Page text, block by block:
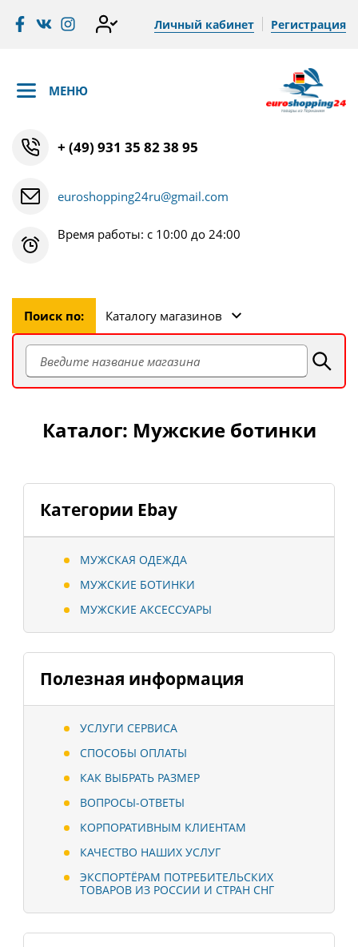
Личный кабинет Регистрация
МЕНЮ
+ (49) 931 35 82 38 95
euroshopping24ru@gmail.com
Время работы: с 10:00 до 24:00
Поиск по: Каталогу магазинов
Категории Ebay
МУЖСКАЯ ОДЕЖДА
МУЖСКИЕ БОТИНКИ
МУЖСКИЕ АКСЕССУАРЫ
Полезная информация
УСЛУГИ СЕРВИСА
СПОСОБЫ ОПЛАТЫ
КАК ВЫБРАТЬ РАЗМЕР
ВОПРОСЫ-ОТВЕТЫ
КОРПОРАТИВНЫМ КЛИЕНТАМ
КАЧЕСТВО НАШИХ УСЛУГ
ЭКСПОРТЁРАМ ПОТРЕБИТЕЛЬСКИХ
ТОВАРОВ ИЗ РОССИИ И СТРАН СНГ
Каталог: Мужские ботинки